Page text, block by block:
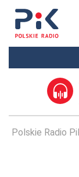
Polskie Radio